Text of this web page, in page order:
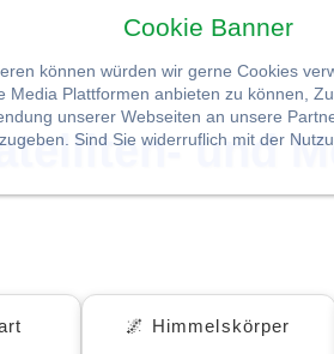
Cookie Banner
können würden wir gerne Cookies
Plattformen anbieten zu können,
unserer Webseiten an unsere
Sind Sie widerruflich mit der
und
🌌 Himmelskörper